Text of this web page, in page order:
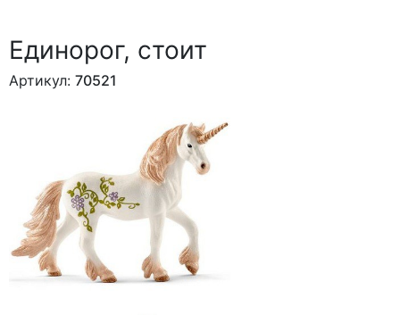
Единорог, стоит
Артикул: 70521